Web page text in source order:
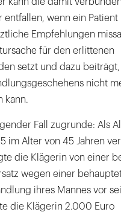
entfallen, wenn ein Patient
Empfehlungen
für den erlittenen
setzt und dazu beiträgt,
nicht
kann.
Fall zugrunde: Als
im Alter von 45 Jahren
die Klägerin von einer
wegen einer
ihres Mannes vor
die Klägerin 2.000 Euro